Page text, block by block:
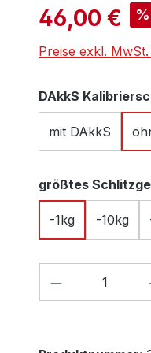
Verkaufspreis:
46,00 € %
Preise exkl.
DAkkS
mit DAkkS
größtes
-1kg -10kg
Produkt